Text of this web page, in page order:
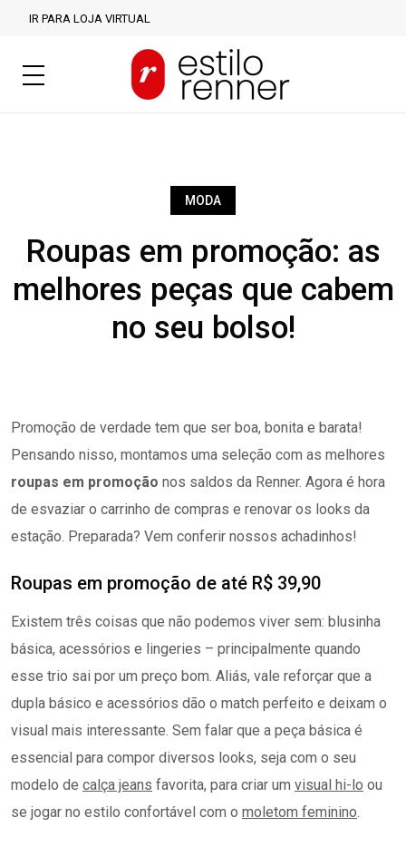
IR PARA LOJA VIRTUAL
MODA
Roupas em promoção: as
melhores peças que cabem
no seu bolso!
Promoção de verdade tem que ser boa, bonita e barata!
Pensando nisso, montamos uma seleção com as melhores
roupas em promoção nos saldos da Renner. Agora é hora
de esvaziar o carrinho de compras e renovar os looks da
estação. Preparada? Vem conferir nossos achadinhos!
Roupas em promoção de até R$ 39,90
Existem três coisas que não podemos viver sem: blusinha
básica, acessórios e lingeries – principalmente quando
esse trio sai por um preço bom. Aliás, vale reforçar que a
dupla básico e acessórios dão o match perfeito e deixam o
visual mais interessante. Sem falar que a peça básica é
essencial para compor diversos looks, seja com o seu
modelo de calça jeans favorita, para criar um visual hi-lo ou
se jogar no estilo confortável com o moletom feminino.